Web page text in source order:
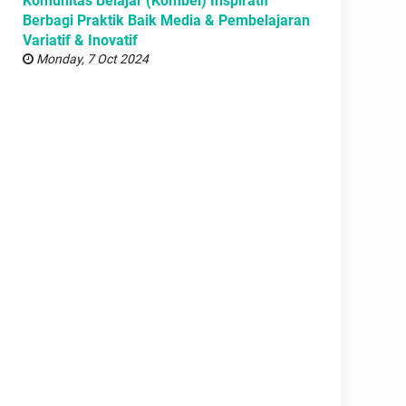
Berbagi Praktik Baik Media & Pembelajaran
Variatif & Inovatif
Monday, 7 Oct 2024